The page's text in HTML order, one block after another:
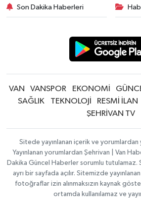
Son Dakika Haberleri
VAN VANSPOR EKONOMİ
SAĞLIK
TEKNOLOJİ RESMİ İLAN
ŞEHRİVAN TV
Sitede yayınlanan içerik ve yorumlardan
Yayınlanan yorumlardan Şehrivan | Van
Dakika Güncel Haberler sorumlu
ayrı bir sayfada açılır. Sitemizde
fotoğraflar izin alınmaksızın kaynak
ortamda kullanılamaz ve